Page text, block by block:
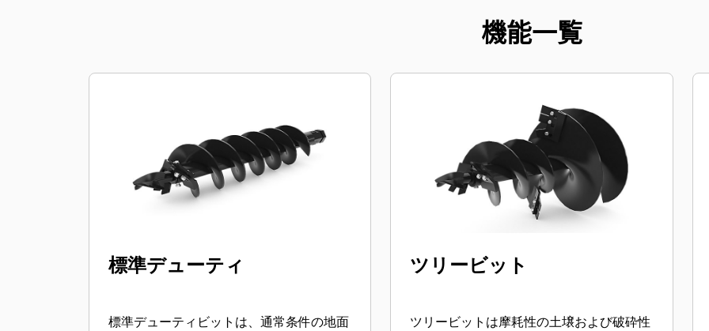
機能一覧
標準デューティ
標準デューティビットは、通常条件の地面
ツリービット
ツリービットは摩耗性の土壌および破砕性